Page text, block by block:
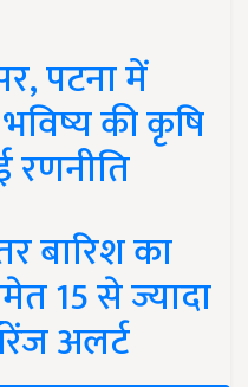
पटना में
की कृषि
रणनीति
बारिश का
15 से ज्यादा
अलर्ट